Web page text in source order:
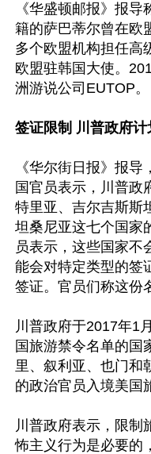
《华盛顿邮报》报
籍的萨巴蒂尔曾在欧
多个欧盟机构担任高
欧盟驻韩国大使。
洲游说公司EUTOP。
签证限制 川普政府
《华尔街日报》报
国官员表示，川普政
特里亚、吉尔吉斯斯
坦桑尼亚这七个国家
员表示，这些国家不
能会对特定类型的签
签证。官员们称这份
川普政府于2017年1
国旅游禁令名单的国
里、叙利亚、也门和
的政治官员入境美国
川普政府表示，限制
怖主义行为是必要的